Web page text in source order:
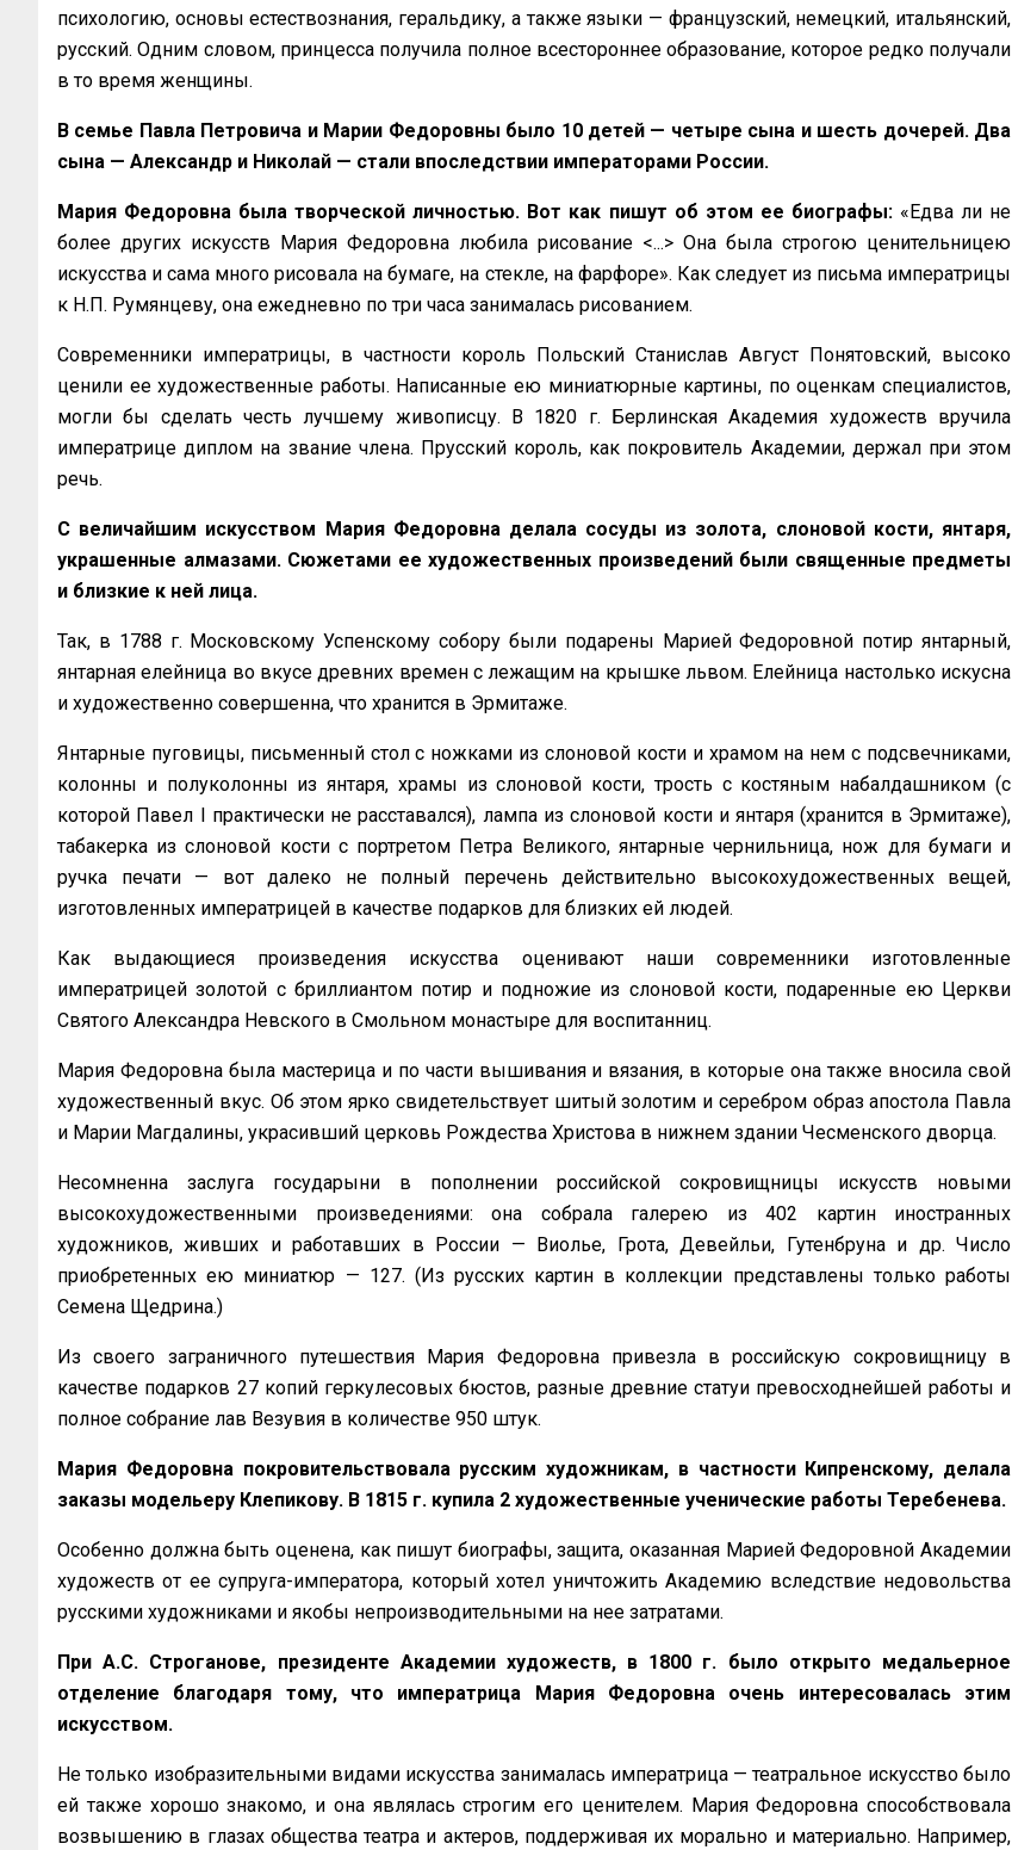
психологию, основы естествознания, геральдику, а также языки — французский, немецкий, итальянский,
русский. Одним словом, принцесса получила полное всестороннее образование, которое редко получали
в то время женщины.
В семье Павла Петровича и Марии Федоровны было 10 детей — четыре сына и шесть дочерей. Два
сына — Александр и Николай — стали впоследствии императорами России.
Мария Федоровна была творческой личностью. Вот как пишут об этом ее биографы: «Едва ли не
более других искусств Мария Федоровна любила рисование <...> Она была строгою ценительницею
искусства и сама много рисовала на бумаге, на стекле, на фарфоре». Как следует из письма императрицы
к Н.П. Румянцеву, она ежедневно по три часа занималась рисованием.
Современники императрицы, в частности король Польский Станислав Август Понятовский, высоко
ценили ее художественные работы. Написанные ею миниатюрные картины, по оценкам специалистов,
могли бы сделать честь лучшему живописцу. В 1820 г. Берлинская Академия художеств вручила
императрице диплом на звание члена. Прусский король, как покровитель Академии, держал при этом
речь.
С величайшим искусством Мария Федоровна делала сосуды из золота, слоновой кости, янтаря,
украшенные алмазами. Сюжетами ее художественных произведений были священные предметы
и близкие к ней лица.
Так, в 1788 г. Московскому Успенскому собору были подарены Марией Федоровной потир янтарный,
янтарная елейница во вкусе древних времен с лежащим на крышке львом. Елейница настолько искусна
и художественно совершенна, что хранится в Эрмитаже.
Янтарные пуговицы, письменный стол с ножками из слоновой кости и храмом на нем с подсвечниками,
колонны и полуколонны из янтаря, храмы из слоновой кости, трость с костяным набалдашником (с
которой Павел I практически не расставался), лампа из слоновой кости и янтаря (хранится в Эрмитаже),
табакерка из слоновой кости с портретом Петра Великого, янтарные чернильница, нож для бумаги и
ручка печати — вот далеко не полный перечень действительно высокохудожественных вещей,
изготовленных императрицей в качестве подарков для близких ей людей.
Как выдающиеся произведения искусства оценивают наши современники изготовленные
императрицей золотой с бриллиантом потир и подножие из слоновой кости, подаренные ею Церкви
Святого Александра Невского в Смольном монастыре для воспитанниц.
Мария Федоровна была мастерица и по части вышивания и вязания, в которые она также вносила свой
художественный вкус. Об этом ярко свидетельствует шитый золотим и серебром образ апостола Павла
и Марии Магдалины, украсивший церковь Рождества Христова в нижнем здании Чесменского дворца.
Несомненна заслуга государыни в пополнении российской сокровищницы искусств новыми
высокохудожественными произведениями: она собрала галерею из 402 картин иностранных
художников, живших и работавших в России — Виолье, Грота, Девейльи, Гутенбруна и др. Число
приобретенных ею миниатюр — 127. (Из русских картин в коллекции представлены только работы
Семена Щедрина.)
Из своего заграничного путешествия Мария Федоровна привезла в российскую сокровищницу в
качестве подарков 27 копий геркулесовых бюстов, разные древние статуи превосходнейшей работы и
полное собрание лав Везувия в количестве 950 штук.
Мария Федоровна покровительствовала русским художникам, в частности Кипренскому, делала
заказы модельеру Клепикову. В 1815 г. купила 2 художественные ученические работы Теребенева.
Особенно должна быть оценена, как пишут биографы, защита, оказанная Марией Федоровной Академии
художеств от ее супруга-императора, который хотел уничтожить Академию вследствие недовольства
русскими художниками и якобы непроизводительными на нее затратами.
При А.С. Строганове, президенте Академии художеств, в 1800 г. было открыто медальерное
отделение благодаря тому, что императрица Мария Федоровна очень интересовалась этим
искусством.
Не только изобразительными видами искусства занималась императрица — театральное искусство было
ей также хорошо знакомо, и она являлась строгим его ценителем. Мария Федоровна способствовала
возвышению в глазах общества театра и актеров, поддерживая их морально и материально. Например,